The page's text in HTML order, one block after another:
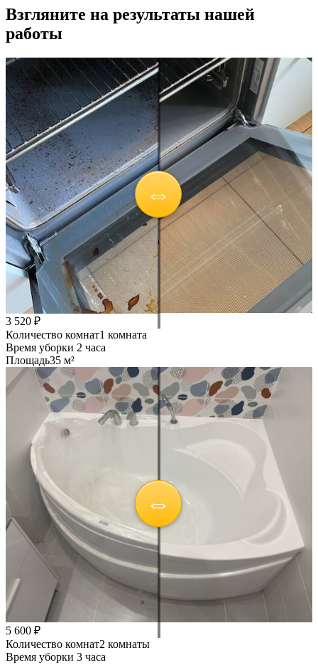
Взгляните на результаты нашей
работы
3 520 ₽
Количество комнат1 комната
Время уборки 2 часа
Площадь35 м²
5 600 ₽
Количество комнат2 комнаты
Время уборки 3 часа